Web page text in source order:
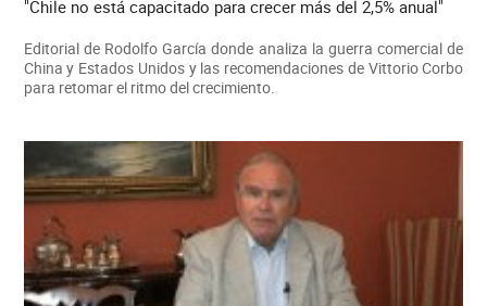
"Chile no está capacitado para crecer más del 2,5% anual"
Editorial de Rodolfo García donde analiza la guerra comercial de
China y Estados Unidos y las recomendaciones de Vittorio Corbo
para retomar el ritmo del crecimiento.